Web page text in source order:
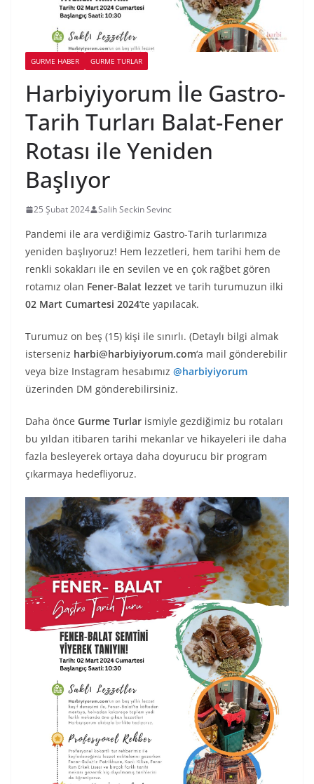
GURME HABER GURME TURLAR
Harbiyiyorum İle Gastro-
Tarih Turları Balat-Fener
Rotası ile Yeniden
Başlıyor
25 Şubat 2024 Salih Seckin Sevinc
Pandemi ile ara verdiğimiz Gastro-Tarih turlarımıza
yeniden başlıyoruz! Hem lezzetleri, hem tarihi hem de
renkli sokakları ile en sevilen ve en çok rağbet gören
rotamız olan Fener-Balat lezzet ve tarih turumuzun ilki
02 Mart Cumartesi 2024‘te yapılacak.
Turumuz on beş (15) kişi ile sınırlı. (Detaylı bilgi almak
isterseniz harbi@harbiyiyorum.com‘a mail gönderebilir
veya bize Instagram hesabımız @harbiyiyorum
üzerinden DM gönderebilirsiniz.
Daha önce Gurme Turlar ismiyle gezdiğimiz bu rotaları
bu yıldan itibaren tarihi mekanlar ve hikayeleri ile daha
fazla besleyerek ortaya daha doyurucu bir program
çıkarmaya hedefliyoruz.